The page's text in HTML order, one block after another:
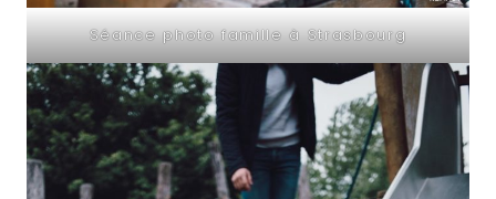
Séance photo famille à Strasbourg